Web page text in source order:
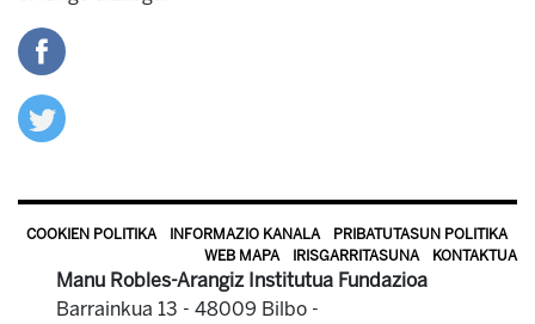
COOKIEN POLITIKA INFORMAZIO KANALA
PRIBATUTASUN POLITIKA
WEB MAPA
IRISGARRITASUNA KONTAKTUA
Manu Robles-Arangiz Institutua Fundazioa
Barrainkua 13 - 48009 Bilbo -